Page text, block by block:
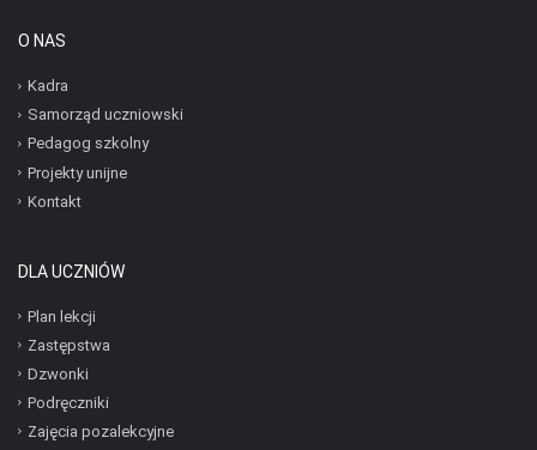
O NAS
Kadra
Samorząd uczniowski
Pedagog szkolny
Projekty unijne
Kontakt
DLA UCZNIÓW
Plan lekcji
Zastępstwa
Dzwonki
Podręczniki
Zajęcia pozalekcyjne